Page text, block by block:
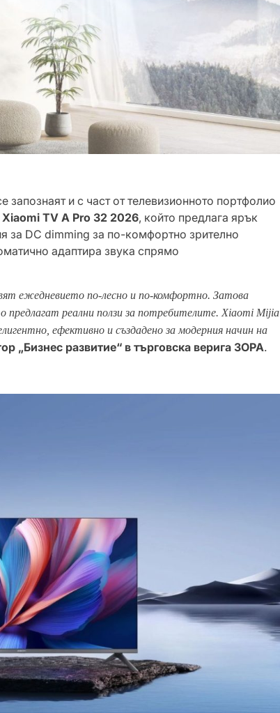
и с част от телевизионното портфолио
Xiaomi TV A Pro 32 2026, който предлага ярък
за DC dimming за по-комфортно зрително
адаптира звука спрямо
ежедневието по-лесно и по-комфортно. Затова
реални ползи за потребителите. Xiaomi Mijia
ефективно и създадено за модерния начин на
„Бизнес развитие“ в търговска верига ЗОРА.